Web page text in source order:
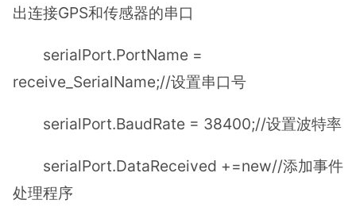
出连接GPS和传感器的串口
serialPort.PortName =
receive_SerialName;//设置串口号
serialPort.BaudRate = 38400;//设置波特率
serialPort.DataReceived +=new//添加事件
处理程序